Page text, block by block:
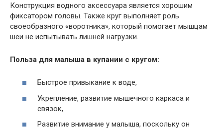
Конструкция водного аксессуара является хорошим
фиксатором головы. Также круг выполняет роль
своеобразного «воротника», который помогает мышцам
шеи не испытывать лишней нагрузки.
Польза для малыша в купании с кругом:
Быстрое привыкание к воде,
Укрепление, развитие мышечного каркаса и
связок,
Развитие внимание у малыша, поскольку он